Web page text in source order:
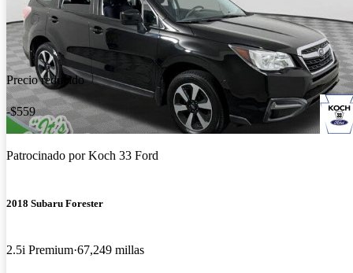
Precio reducido
-$559
Patrocinado porKoch 33 Ford
2018 Subaru Forester
2.5i Premium 67,249 millas